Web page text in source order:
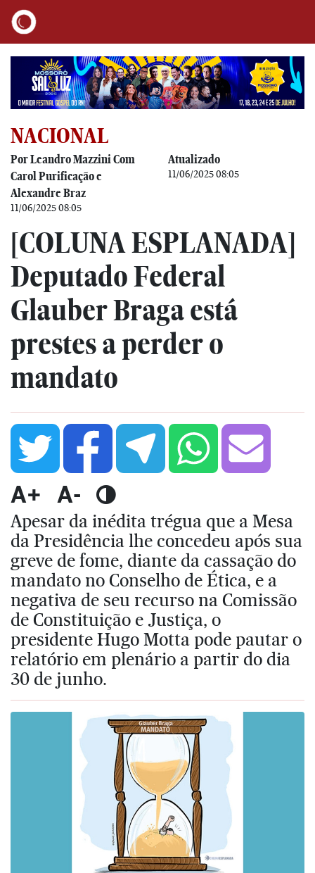
NACIONAL
Por Leandro Mazzini Com
Carol Purificação e
Alexandre Braz
11/06/2025 08:05
Atualizado
11/06/2025 08:05
[COLUNA ESPLANADA]
Deputado Federal
Glauber Braga está
prestes a perder o
mandato
A+ A-
Apesar da inédita trégua que a Mesa
da Presidência lhe concedeu após sua
greve de fome, diante da cassação do
mandato no Conselho de Ética, e a
negativa de seu recurso na Comissão
de Constituição e Justiça, o
presidente Hugo Motta pode pautar o
relatório em plenário a partir do dia
30 de junho.